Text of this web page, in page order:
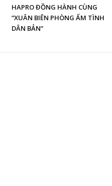
HAPRO ĐỒNG HÀNH CÙNG
“XUÂN BIÊN PHÒNG ẤM TÌNH
DÂN BẢN”